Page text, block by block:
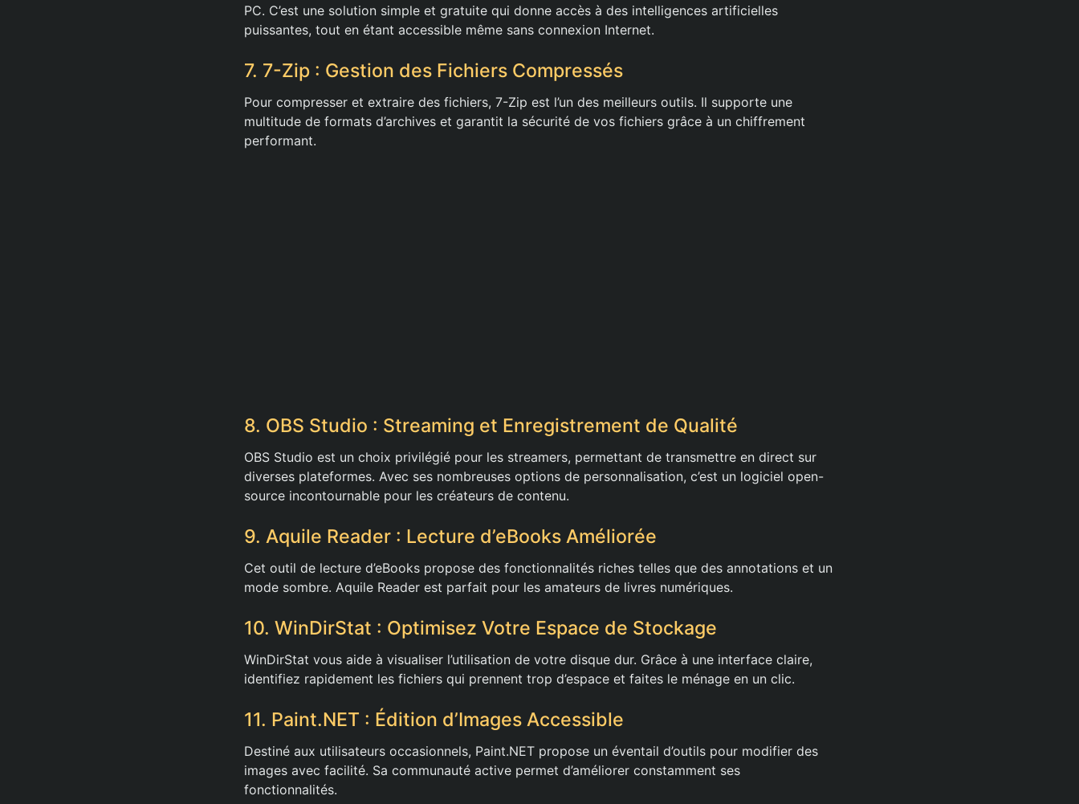
PC. C’est une solution simple et gratuite qui donne accès à des intelligences artificielles
puissantes, tout en étant accessible même sans connexion Internet.
7. 7-Zip : Gestion des Fichiers Compressés
Pour compresser et extraire des fichiers, 7-Zip est l’un des meilleurs outils. Il supporte une
multitude de formats d’archives et garantit la sécurité de vos fichiers grâce à un chiffrement
performant.
8. OBS Studio : Streaming et Enregistrement de Qualité
OBS Studio est un choix privilégié pour les streamers, permettant de transmettre en direct sur
diverses plateformes. Avec ses nombreuses options de personnalisation, c’est un logiciel open-
source incontournable pour les créateurs de contenu.
9. Aquile Reader : Lecture d’eBooks Améliorée
Cet outil de lecture d’eBooks propose des fonctionnalités riches telles que des annotations et un
mode sombre. Aquile Reader est parfait pour les amateurs de livres numériques.
10. WinDirStat : Optimisez Votre Espace de Stockage
WinDirStat vous aide à visualiser l’utilisation de votre disque dur. Grâce à une interface claire,
identifiez rapidement les fichiers qui prennent trop d’espace et faites le ménage en un clic.
11. Paint.NET : Édition d’Images Accessible
Destiné aux utilisateurs occasionnels, Paint.NET propose un éventail d’outils pour modifier des
images avec facilité. Sa communauté active permet d’améliorer constamment ses
fonctionnalités.